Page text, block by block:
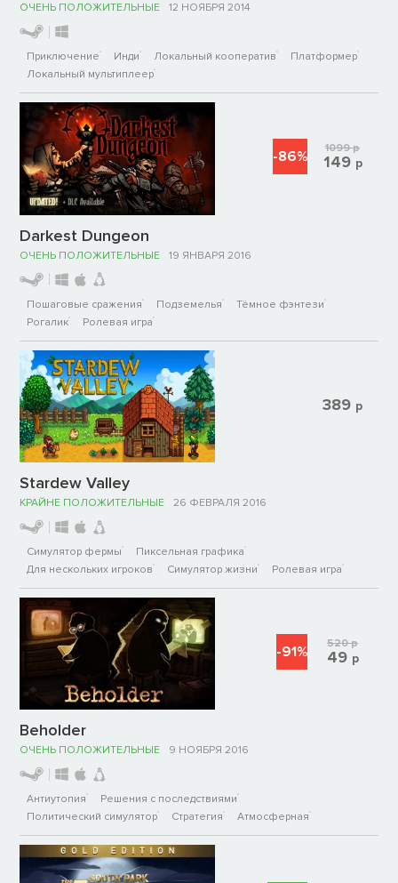
ОЧЕНЬ ПОЛОЖИТЕЛЬНЫЕ 12 НОЯБРЯ 2014
Приключение Инди Локальный кооператив
Платформер
Локальный мультиплеер
Darkest Dungeon
ОЧЕНЬ ПОЛОЖИТЕЛЬНЫЕ 19 ЯНВАРЯ 2016
Пошаговые сражения Подземелья
Тёмное фэнтези
Рогалик
Ролевая игра
-86% 1099р
149 р
Stardew Valley
КРАЙНЕ ПОЛОЖИТЕЛЬНЫЕ 26 ФЕВРАЛЯ 2016
Симулятор фермы
Пиксельная графика
Для нескольких игроков
Симулятор жизни Ролевая игра
389 р
Beholder
ОЧЕНЬ ПОЛОЖИТЕЛЬНЫЕ 9 НОЯБРЯ 2016
Антиутопия
Решения с последствиями
Политический симулятор
Стратегия Атмосферная
-91% 520р
49 р